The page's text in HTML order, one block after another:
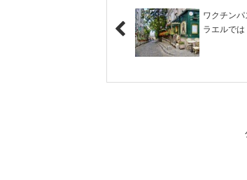
ワクチン
ラエルでは